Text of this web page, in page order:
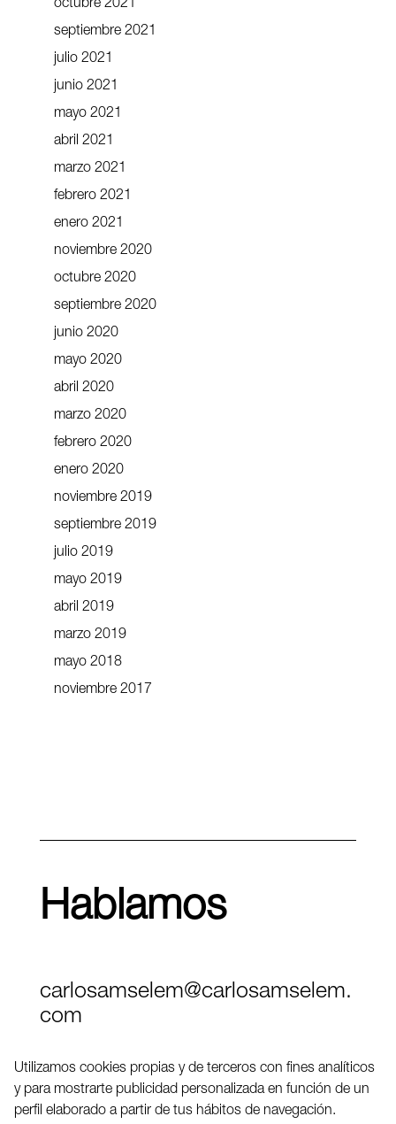
octubre 2021
septiembre 2021
julio 2021
junio 2021
mayo 2021
abril 2021
marzo 2021
febrero 2021
enero 2021
noviembre 2020
octubre 2020
septiembre 2020
junio 2020
mayo 2020
abril 2020
marzo 2020
febrero 2020
enero 2020
noviembre 2019
septiembre 2019
julio 2019
mayo 2019
abril 2019
marzo 2019
mayo 2018
noviembre 2017
Hablamos
carlosamselem@carlosamselem.
com
Twitter
Utilizamos cookies propias y de terceros con fines analíticos
y para mostrarte publicidad personalizada en función de un
perfil elaborado a partir de tus hábitos de navegación.